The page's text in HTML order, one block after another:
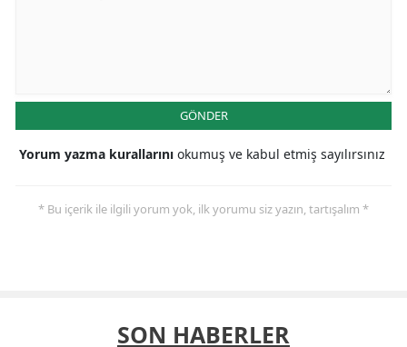
GÖNDER
Yorum yazma kurallarını okumuş ve kabul etmiş sayılırsınız
* Bu içerik ile ilgili yorum yok, ilk yorumu siz yazın, tartışalım *
SON HABERLER